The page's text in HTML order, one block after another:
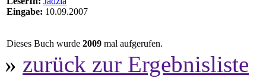
Eingabe: 10.09.2007
Dieses Buch wurde 2009 mal aufgerufen.
» zurück zur Ergebnisliste